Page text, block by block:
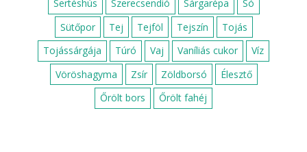
Sertéshús
Szerecsendió Sárgarépa
Só
Sütőpor
Tej Tejföl Tejszín
Tojás
Tojássárgája
Túró Vaj Vaníliás cukor
Víz
Vöröshagyma
Zsír Zöldborsó
Élesztő
Őrölt bors
Őrölt fahéj